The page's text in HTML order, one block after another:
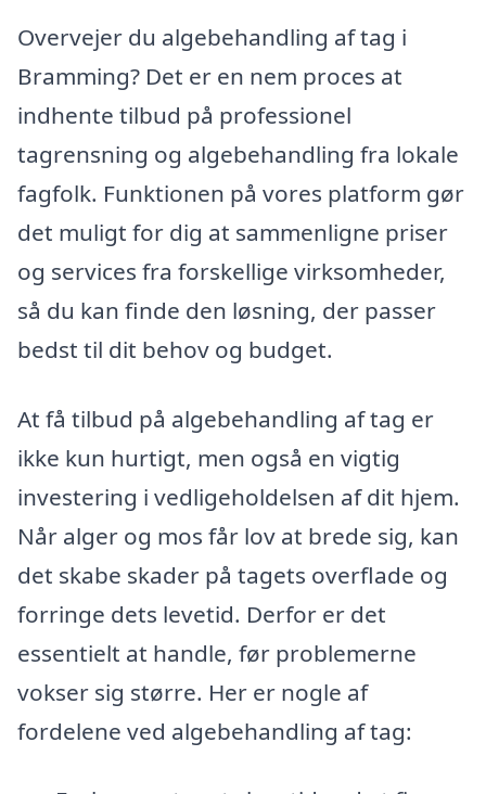
Overvejer du algebehandling af tag i
Bramming? Det er en nem proces at
indhente tilbud på professionel
tagrensning og algebehandling fra lokale
fagfolk. Funktionen på vores platform gør
det muligt for dig at sammenligne priser
og services fra forskellige virksomheder,
så du kan finde den løsning, der passer
bedst til dit behov og budget.
At få tilbud på algebehandling af tag er
ikke kun hurtigt, men også en vigtig
investering i vedligeholdelsen af dit hjem.
Når alger og mos får lov at brede sig, kan
det skabe skader på tagets overflade og
forringe dets levetid. Derfor er det
essentielt at handle, før problemerne
vokser sig større. Her er nogle af
fordelene ved algebehandling af tag: